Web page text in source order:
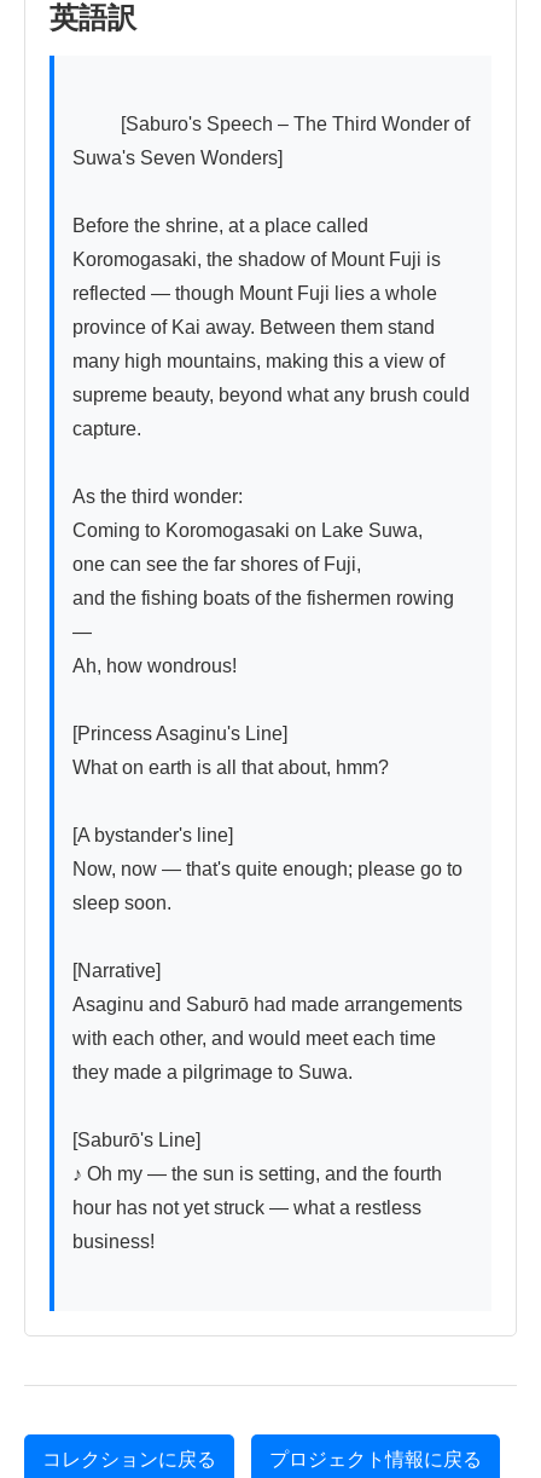
英語訳
Suwa's Seven Wonders]
Before the shrine, at a place called
Koromogasaki, the shadow of Mount Fuji is
reflected — though Mount Fuji lies a whole
province of Kai away. Between them stand
many high mountains, making this a view of
supreme beauty, beyond what any brush could
capture.
As the third wonder:
Coming to Koromogasaki on Lake Suwa,
one can see the far shores of Fuji,
and the fishing boats of the fishermen rowing
—
Ah, how wondrous!
[Princess Asaginu's Line]
What on earth is all that about, hmm?
[A bystander's line]
Now, now — that's quite enough; please go to
sleep soon.
[Narrative]
Asaginu and Saburō had made arrangements
with each other, and would meet each time
they made a pilgrimage to Suwa.
[Saburō's Line]
♪ Oh my — the sun is setting, and the fourth
hour has not yet struck — what a restless
business!
コレクションに戻る プロジェクト情報に戻る